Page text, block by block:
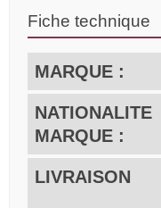
Fiche technique
MARQUE :
NATIONALITE
MARQUE :
LIVRAISON